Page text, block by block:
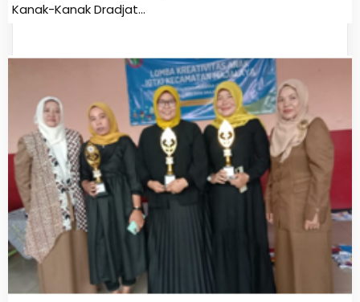
Kanak-Kanak Dradjat…